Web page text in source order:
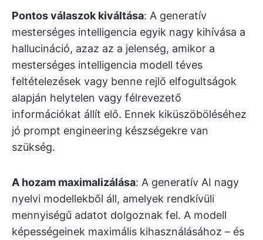
Pontos válaszok kiváltása: A generatív
mesterséges intelligencia egyik nagy kihívása a
hallucináció, azaz az a jelenség, amikor a
mesterséges intelligencia modell téves
feltételezések vagy benne rejlő elfogultságok
alapján helytelen vagy félrevezető
információkat állít elő. Ennek kiküszöböléséhez
jó prompt engineering készségekre van
szükség.
A hozam maximalizálása: A generatív AI nagy
nyelvi modellekből áll, amelyek rendkívüli
mennyiségű adatot dolgoznak fel. A modell
képességeinek maximális kihasználásához – és